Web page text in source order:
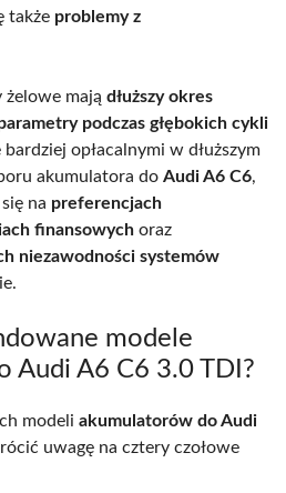
także problemy z
mają dłuższy okres
podczas głębokich cykli
bardziej opłacalnymi w dłuższym
akumulatora do Audi A6 C6,
na preferencjach
finansowych oraz
niezawodności systemów
modele
Audi A6 C6 3.0 TDI?
modeli akumulatorów do Audi
uwagę na cztery czołowe